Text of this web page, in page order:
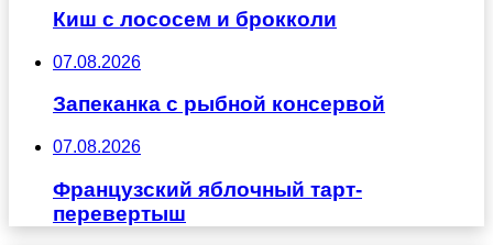
Киш с лососем и брокколи
07.08.2026
Запеканка с рыбной консервой
07.08.2026
Французский яблочный тарт-
перевертыш